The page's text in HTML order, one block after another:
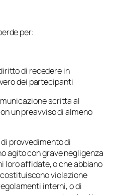
per:
di recedere in
dei partecipanti
scritta al
un preavviso di almeno
provvedimento di
agito con grave negligenza
loro affidate, o che abbiano
violazione
interni, o di